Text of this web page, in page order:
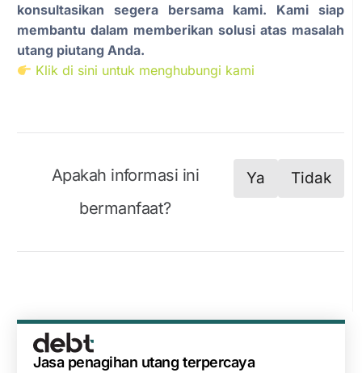
konsultasikan segera bersama kami. Kami siap
membantu dalam memberikan solusi atas masalah
utang piutang Anda.
Klik di sini untuk menghubungi kami
Apakah informasi ini
bermanfaat?
Ya Tidak
Jasa penagihan utang terpercaya